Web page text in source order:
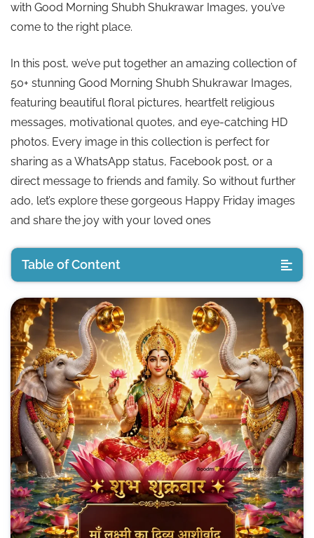
with Good Morning Shubh Shukrawar Images, you’ve
come to the right place.
In this post, we’ve put together an amazing collection of
50+ stunning Good Morning Shubh Shukrawar Images,
featuring beautiful floral pictures, heartfelt religious
messages, motivational quotes, and eye-catching HD
photos. Every image in this collection is perfect for
sharing as a WhatsApp status, Facebook post, or a
direct message to friends and family. So without further
ado, let’s explore these gorgeous Happy Friday images
and share the joy with your loved ones
Table of Content
Shukrawar Suprabhat Images
Shubh Shukrawar Images
Good Morning Shukrawar Images
Happy Friday Images in Hindi
Maa Lakshmi Friday Blessings
Lakshmi Ji Good Morning